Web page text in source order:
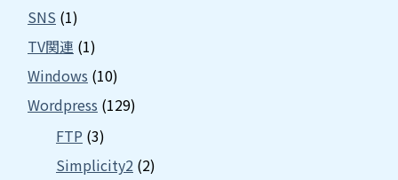
SNS (1)
TV関連 (1)
Windows (10)
Wordpress (129)
FTP (3)
Simplicity2 (2)